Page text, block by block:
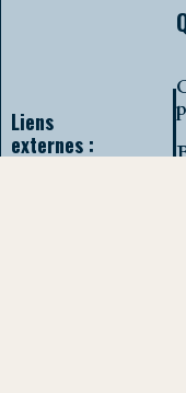
Liens
externes :